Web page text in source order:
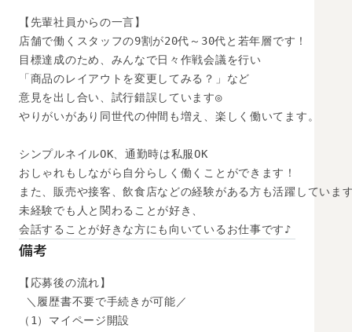
【先輩社員からの一言】
店舗で働くスタッフの9割が20代～30代と若年層です！
目標達成のため、みんなで日々作戦会議を行い
「商品のレイアウトを変更してみる？」など
意見を出し合い、試行錯誤しています◎
やりがいがあり同世代の仲間も増え、楽しく働いてます。
シンプルネイルOK、通勤時は私服OK
おしゃれもしながら自分らしく働くことができます！
また、販売や接客、飲食店などの経験がある方も活躍していま
未経験でも人と関わることが好き、
会話することが好きな方にも向いているお仕事です♪
備考
【応募後の流れ】
＼履歴書不要で手続きが可能／
（1）マイページ開設